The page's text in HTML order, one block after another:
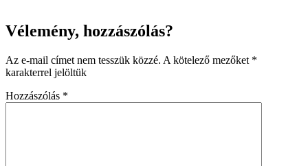
Vélemény, hozzászólás?
Az e-mail címet nem tesszük közzé. A kötelező mezőket *
karakterrel jelöltük
Hozzászólás *